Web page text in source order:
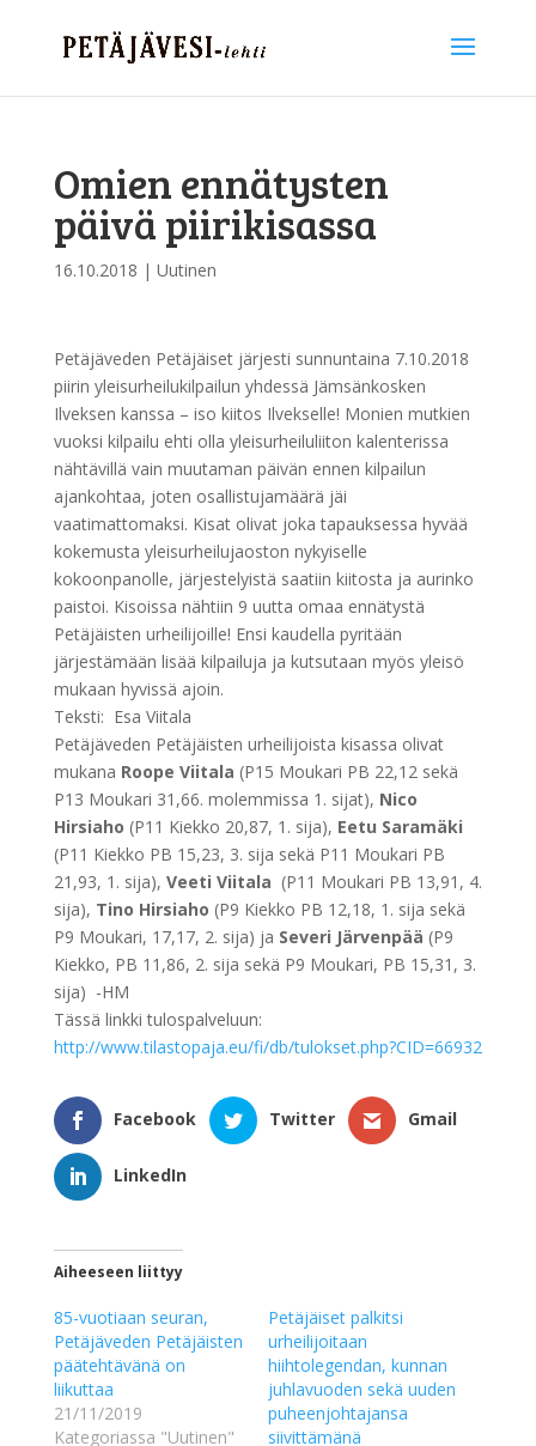
Omien ennätysten
päivä piirikisassa
16.10.2018 | Uutinen
Petäjäveden Petäjäiset järjesti sunnuntaina 7.10.2018
piirin yleisurheilukilpailun yhdessä Jämsänkosken
Ilveksen kanssa – iso kiitos Ilvekselle! Monien mutkien
vuoksi kilpailu ehti olla yleisurheiluliiton kalenterissa
nähtävillä vain muutaman päivän ennen kilpailun
ajankohtaa, joten osallistujamäärä jäi
vaatimattomaksi. Kisat olivat joka tapauksessa hyvää
kokemusta yleisurheilujaoston nykyiselle
kokoonpanolle, järjestelyistä saatiin kiitosta ja aurinko
paistoi. Kisoissa nähtiin 9 uutta omaa ennätystä
Petäjäisten urheilijoille! Ensi kaudella pyritään
järjestämään lisää kilpailuja ja kutsutaan myös yleisö
mukaan hyvissä ajoin.
Teksti: Esa Viitala
Petäjäveden Petäjäisten urheilijoista kisassa olivat
mukana Roope Viitala (P15 Moukari PB 22,12 sekä
P13 Moukari 31,66. molemmissa 1. sijat), Nico
Hirsiaho (P11 Kiekko 20,87, 1. sija), Eetu Saramäki
(P11 Kiekko PB 15,23, 3. sija sekä P11 Moukari PB
21,93, 1. sija), Veeti Viitala (P11 Moukari PB 13,91, 4.
sija), Tino Hirsiaho (P9 Kiekko PB 12,18, 1. sija sekä
P9 Moukari, 17,17, 2. sija) ja Severi Järvenpää (P9
Kiekko, PB 11,86, 2. sija sekä P9 Moukari, PB 15,31, 3.
sija) -HM
Tässä linkki tulospalveluun:
http://www.tilastopaja.eu/fi/db/tulokset.php?CID=66932
Facebook Twitter Gmail
LinkedIn
Aiheeseen liittyy
85-vuotiaan seuran,
Petäjäveden Petäjäisten
päätehtävänä on
liikuttaa
21/11/2019
Kategoriassa "Uutinen"
Petäjäiset palkitsi
urheilijoitaan
hiihtolegendan, kunnan
juhlavuoden sekä uuden
puheenjohtajansa
siivittämänä